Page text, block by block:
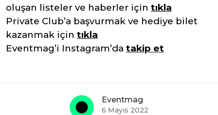
oluşan listeler ve haberler için tıkla
Private Club’a başvurmak ve hediye bilet
kazanmak için tıkla
Eventmag’i Instagram’da takip et
Eventmag
6 Mayıs 2022